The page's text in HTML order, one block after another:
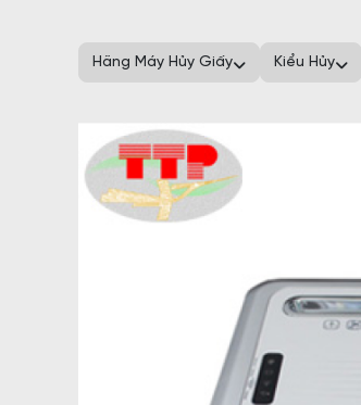
Hãng Máy Hủy Giấy Kiểu Hủy